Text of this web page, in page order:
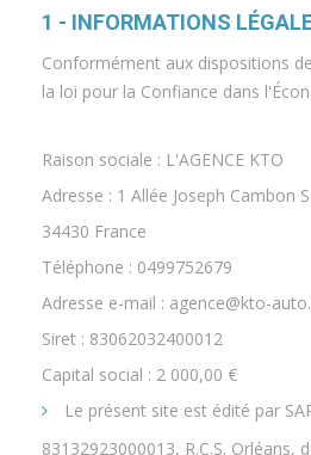
1 - INFORMATIONS
Conformément aux dispositions
la loi pour la Confiance dans
Raison sociale : L'AGENCE KTO
Adresse : 1 Allée Joseph Cambon
34430 France
Téléphone : 0499752679
Adresse e-mail : agence@kto-
Siret : 83062032400012
Capital social : 2 000,00 €
Le présent site est édité par
83132923000013, R.C.S. Orléans,